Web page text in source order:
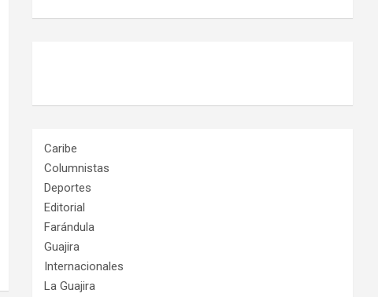
Caribe
Columnistas
Deportes
Editorial
Farándula
Guajira
Internacionales
La Guajira